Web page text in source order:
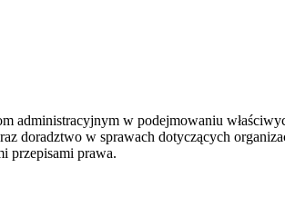
administracyjnym w podejmowaniu
doradztwo w sprawach dotyczących
przepisami prawa.